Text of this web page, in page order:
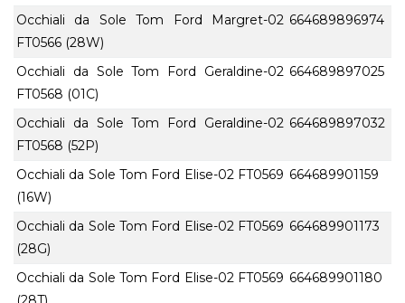
Occhiali da Sole Tom Ford Margret-02
FT0566 (28W)
664689896974
Occhiali da Sole Tom Ford Geraldine-02
FT0568 (01C)
664689897025
Occhiali da Sole Tom Ford Geraldine-02
FT0568 (52P)
664689897032
Occhiali da Sole Tom Ford Elise-02 FT0569
(16W)
664689901159
Occhiali da Sole Tom Ford Elise-02 FT0569
(28G)
664689901173
Occhiali da Sole Tom Ford Elise-02 FT0569 664689901180